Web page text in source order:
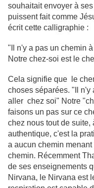
souhaitait envoyer à
puissent fait comme
écrit cette calligraphie :
"Il n'y a pas un chemin
Notre chez-soi est le
Cela signifie que le
choses séparées. "Il n'y
aller chez soi" Notre
faisons un pas sur ce
chez nous tout de suite,
authentique, c'est la
a aucun chemin
chemin. Récemment
de ses enseignements
Nirvana, le Nirvana est